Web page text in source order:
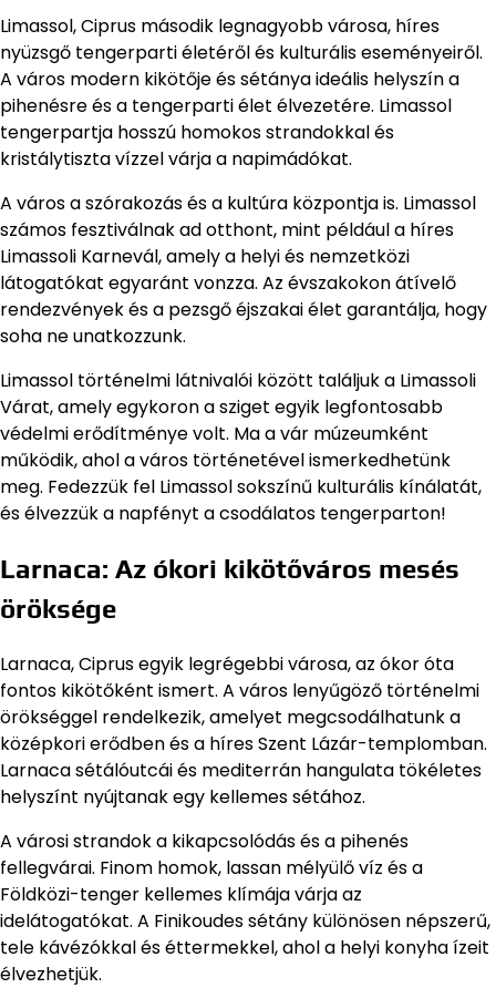
Limassol, Ciprus második legnagyobb városa, híres
nyüzsgő tengerparti életéről és kulturális eseményeiről.
A város modern kikötője és sétánya ideális helyszín a
pihenésre és a tengerparti élet élvezetére. Limassol
tengerpartja hosszú homokos strandokkal és
kristálytiszta vízzel várja a napimádókat.
A város a szórakozás és a kultúra központja is. Limassol
számos fesztiválnak ad otthont, mint például a híres
Limassoli Karnevál, amely a helyi és nemzetközi
látogatókat egyaránt vonzza. Az évszakokon átívelő
rendezvények és a pezsgő éjszakai élet garantálja, hogy
soha ne unatkozzunk.
Limassol történelmi látnivalói között találjuk a Limassoli
Várat, amely egykoron a sziget egyik legfontosabb
védelmi erődítménye volt. Ma a vár múzeumként
működik, ahol a város történetével ismerkedhetünk
meg. Fedezzük fel Limassol sokszínű kulturális kínálatát,
és élvezzük a napfényt a csodálatos tengerparton!
Larnaca: Az ókori kikötőváros mesés
öröksége
Larnaca, Ciprus egyik legrégebbi városa, az ókor óta
fontos kikötőként ismert. A város lenyűgöző történelmi
örökséggel rendelkezik, amelyet megcsodálhatunk a
középkori erődben és a híres Szent Lázár-templomban.
Larnaca sétálóutcái és mediterrán hangulata tökéletes
helyszínt nyújtanak egy kellemes sétához.
A városi strandok a kikapcsolódás és a pihenés
fellegvárai. Finom homok, lassan mélyülő víz és a
Földközi-tenger kellemes klímája várja az
idelátogatókat. A Finikoudes sétány különösen népszerű,
tele kávézókkal és éttermekkel, ahol a helyi konyha ízeit
élvezhetjük.